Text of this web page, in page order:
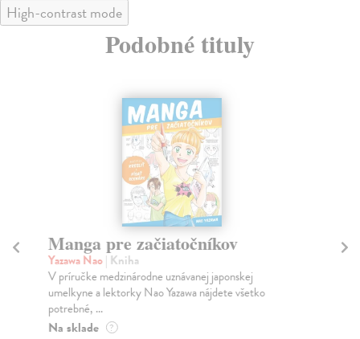
High-contrast mode
Podobné tituly
Manga pre začiatočníkov
Yazawa Nao| Kniha
V príručke medzinárodne uznávanej japonskej
umelkyne a lektorky Nao Yazawa nájdete všetko
potrebné, ...
Na sklade ?